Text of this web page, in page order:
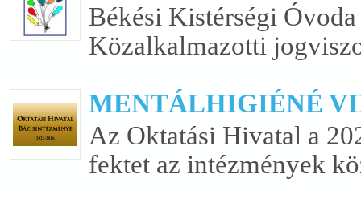
Békési Kistérségi
Közalkalmazotti
MENTÁLHIGIÉNÉ
Az Oktatási Hivatal a
fektet az intézmények